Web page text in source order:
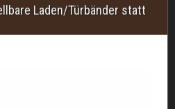
Laden/Türbänder statt